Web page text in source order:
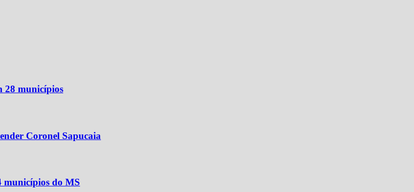
28 municípios
Coronel Sapucaia
municípios do MS